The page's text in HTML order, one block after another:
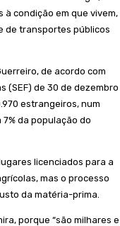
condição em que vivem,
de transportes públicos
de acordo com
(SEF) de 30 de dezembro
estrangeiros, num
da população do
licenciados para a
mas o processo
da matéria-prima.
porque “são milhares e